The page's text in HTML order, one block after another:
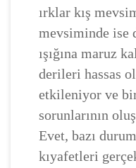
ırklar kış
mevsiminde ise
ışığına maruz
derileri hassas
etkileniyor ve
sorunlarının
Evet, bazı
kıyafetleri